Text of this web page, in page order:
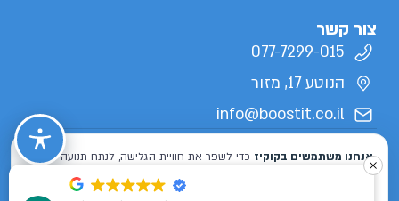
צור קשר
077-7299-015
הנוטע 17, מזור
info@boostit.co.il
מדיניות פרטיות הצהרת נגישות
מפת אתר
כל הזכויות שמורות לבוסטיט 2026 ©